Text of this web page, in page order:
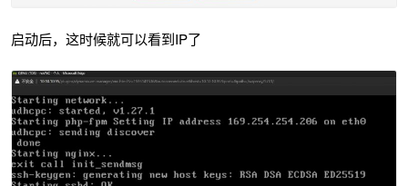
启动后，这时候就可以看到IP了